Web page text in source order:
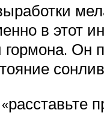
в этот
Он